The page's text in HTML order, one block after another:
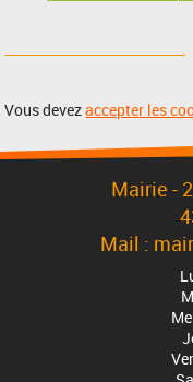
Vous devezaccepter les
Mairie -
Mail :